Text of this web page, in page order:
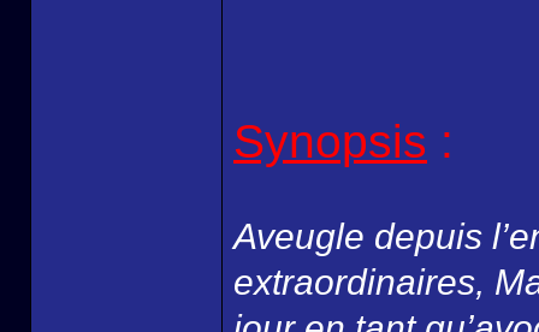
Synopsis :
Aveugle depuis
extraordinaires,